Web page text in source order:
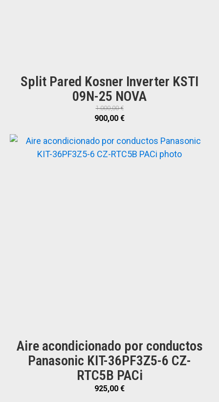
Split Pared Kosner Inverter KSTI
09N-25 NOVA
1.000,00€
El
original
era:
900,00 €El
actual
es:
Aire acondicionado por conductos
Panasonic KIT-36PF3Z5-6 CZ-
RTC5B PACi
925,00 €